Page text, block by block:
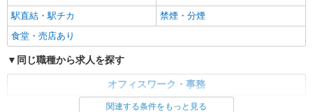
駅直結・駅チカ
禁煙・分煙
食堂・売店あり
同じ職種から求人を探す
オフィスワーク・事務
関連する条件をもっと見る